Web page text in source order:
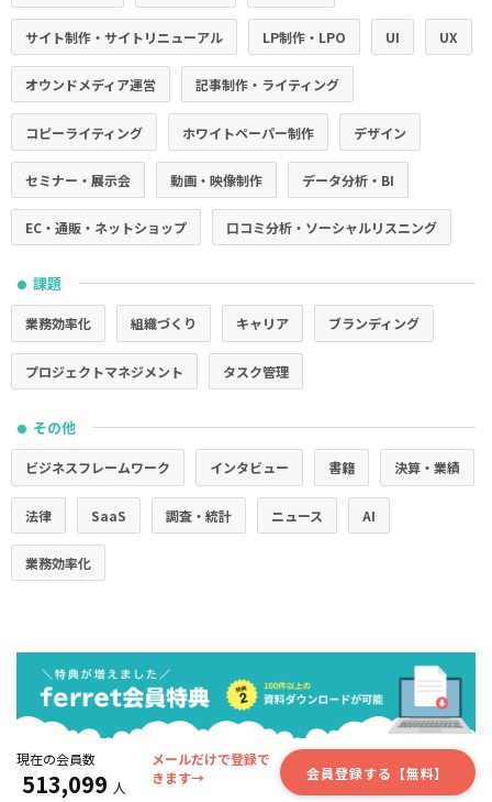
サイト制作・サイトリニューアル LP制作・LPO UI UX
オウンドメディア運営 記事制作・ライティング
コピーライティング ホワイトペーパー制作 デザイン
セミナー・展示会 動画・映像制作 データ分析・BI
EC・通販・ネットショップ 口コミ分析・ソーシャルリスニング
● 課題
業務効率化 組織づくり キャリア ブランディング
プロジェクトマネジメント タスク管理
● その他
ビジネスフレームワーク インタビュー 書籍 決算・業績
法律 SaaS 調査・統計 ニュース AI
業務効率化
現在の会員数
513,099 人
メールだけで登録で
きます→
会員登録する【無料】